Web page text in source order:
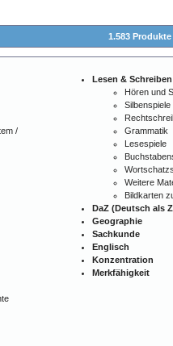
1.583
/
Lesen & Schreiben
Hören und
Silbenspiele
Grammatik
Lesespiele
Weitere
Bildkarten
DaZ (Deutsch als
Geographie
Sachkunde
Englisch
Konzentration
Merkfähigkeit